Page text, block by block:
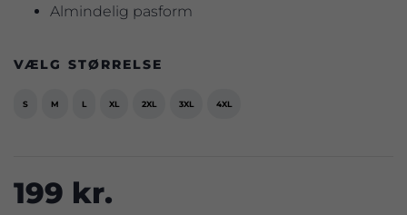
Almindelig pasform
VÆLG STØRRELSE
S M L XL 2XL 3XL 4XL
199 kr.